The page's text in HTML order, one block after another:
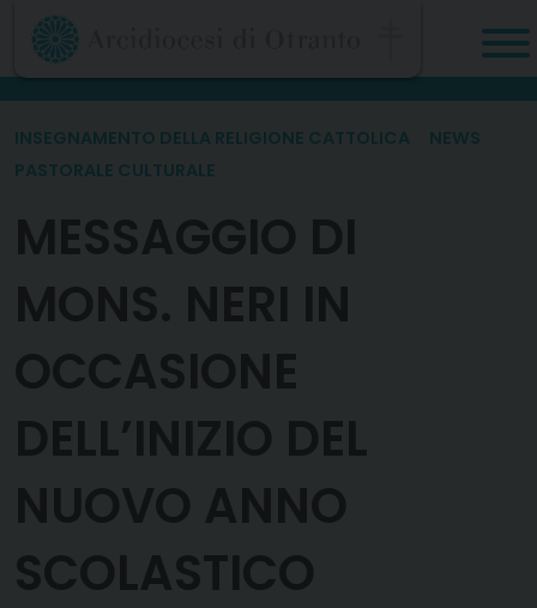
Skip
content
INSEGNAMENTO DELLA RELIGIONE CATTOLICA
NEWS
PASTORALE CULTURALE
MESSAGGIO DI
MONS. NERI IN
OCCASIONE
DELL’INIZIO DEL
NUOVO ANNO
SCOLASTICO